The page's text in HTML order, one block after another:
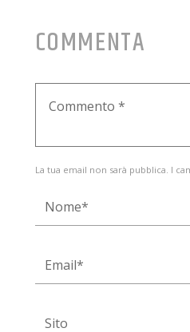
COMMENTA
La tua email non sarà pubblica. I